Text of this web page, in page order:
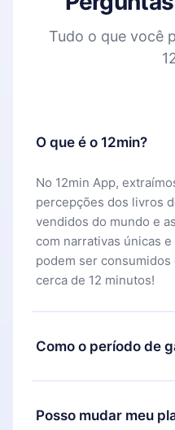
Tudo o que você
O que é o 12min?
No 12min App,
percepções dos livros
vendidos do mundo e
com narrativas únicas
podem ser
cerca de 12 minutos!
Como o período de
Você pode baixar
aproveitar nossa
não ficar satisfeito com
Posso mudar meu